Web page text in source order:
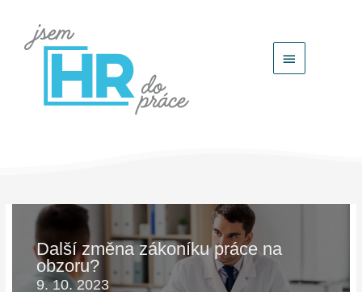
Hlavní
Další změna zákoníku práce na
obzoru?
9. 10. 2023